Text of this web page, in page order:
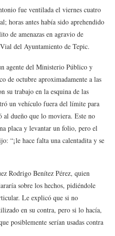
fue ventilada el viernes cuatro
horas antes había sido aprehendido
de amenazas en agravio de
del Ayuntamiento de Tepic.
agente del Ministerio Público y
de octubre aproximadamente a las
su trabajo en la esquina de las
un vehículo fuera del límite para
al dueño que lo moviera. Este no
placa y levantar un folio, pero el
“¡le hace falta una calentadita y se
Rodrigo Benítez Pérez, quien
sobre los hechos, pidiéndole
Le explicó que si no
en su contra, pero si lo hacía,
posiblemente serían usadas contra